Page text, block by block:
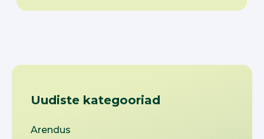
Uudiste kategooriad
Arendus